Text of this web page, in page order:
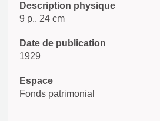
Description physique
9 p.. 24 cm
Date de publication
1929
Espace
Fonds patrimonial